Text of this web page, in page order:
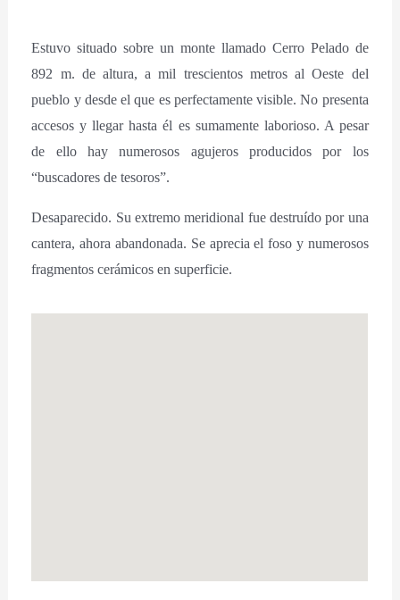
Estuvo situado sobre un monte llamado Cerro Pelado de
892 m. de altura, a mil trescientos metros al Oeste del
pueblo y desde el que es perfectamente visible. No presenta
accesos y llegar hasta él es sumamente laborioso. A pesar
de ello hay numerosos agujeros producidos por los
“buscadores de tesoros”.
Desaparecido. Su extremo meridional fue destruído por una
cantera, ahora abandonada. Se aprecia el foso y numerosos
fragmentos cerámicos en superficie.